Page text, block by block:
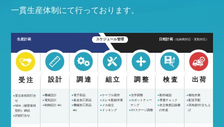
一貫生産体制にて行っております。
生産計画 スケジュール管理 日程計画（短納期対応・変動対応）
受注
受注前初回打合
せ
NDA（秘密保持
契約）締結
詳細打合せ
設計
機械設計
電気設計
制御設計 etc
調達
電子部品
板金加工部品
機械加工部品
etc
組立
ケーブル製作
エレキ配線作業
メカ組立
ドッキング
調整
光学調整
ロボットティー
チング
XYステージ調整
検査
動作確認
導通チェック
自主検査記録書
の作成
出荷
梱包作業
配送手配
現地据付/立ち上
げ